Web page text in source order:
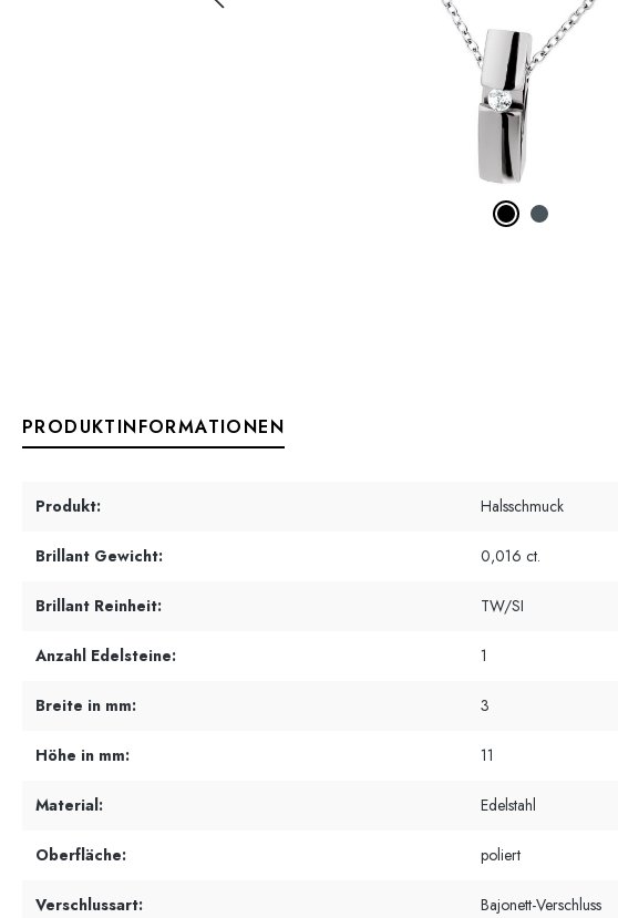
PRODUKTINFORMATIONEN
Produkt: Halsschmuck
Brillant Gewicht: 0,016 ct.
Brillant Reinheit: TW/SI
Anzahl Edelsteine: 1
Breite in mm: 3
Höhe in mm: 11
Material: Edelstahl
Oberfläche: poliert
Verschlussart: Bajonett-Verschluss